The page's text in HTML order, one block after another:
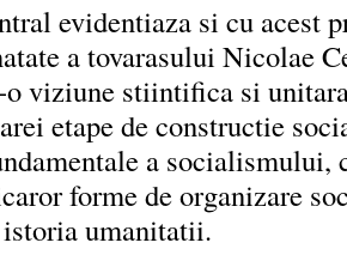
evidentiaza si cu acest
a tovarasului Nicolae
viziune stiintifica si
etape de constructie
a socialismului,
forme de organizare
umanitatii.